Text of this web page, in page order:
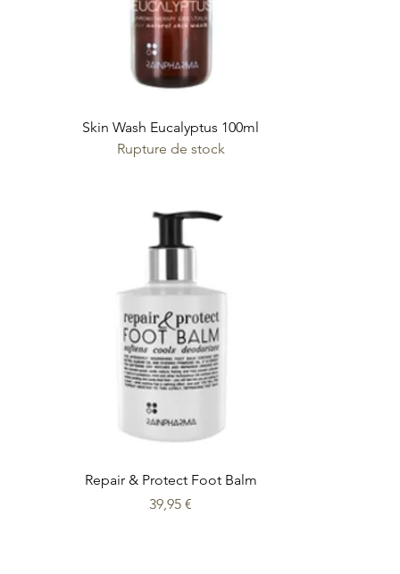
Skin Wash Eucalyptus 100ml
Rupture de stock
Repair & Protect Foot Balm
Prix
39,95 €